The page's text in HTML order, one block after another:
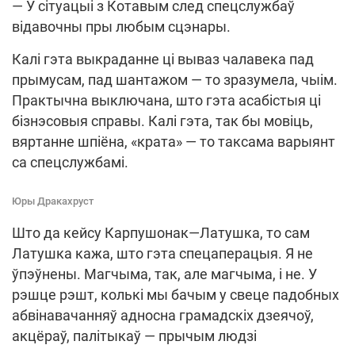
— У сітуацыі з Котавым след спецслужбаў
відавочны пры любым сцэнары.
Калі гэта выкраданне ці вываз чалавека пад
прымусам, пад шантажом — то зразумела, чыім.
Практычна выключана, што гэта асабістыя ці
бізнэсовыя справы. Калі гэта, так бы мовіць,
вяртанне шпіёна, «крата» — то таксама варыянт
са спецслужбамі.
Юры Дракахруст
Што да кейсу Карпушонак—Латушка, то сам
Латушка кажа, што гэта спецаперацыя. Я не
ўпэўнены. Магчыма, так, але магчыма, і не. У
рэшце рэшт, колькі мы бачым у свеце падобных
абвінавачанняў адносна грамадскіх дзеячоў,
акцёраў, палітыкаў — прычым людзі